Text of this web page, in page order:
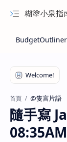
糊塗小泉指
首頁 @隻言片語
隨手寫
08:35AM